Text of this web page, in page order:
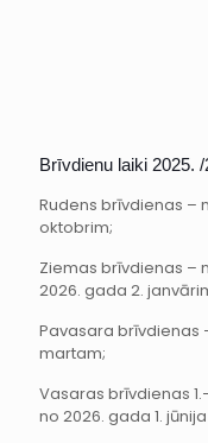
Brīvdienu laiki 2025.
Rudens brīvdienas –
oktobrim;
Ziemas brīvdienas –
2026. gada 2.
Pavasara brīvdienas
martam;
Vasaras brīvdienas
no 2026. gada 1.